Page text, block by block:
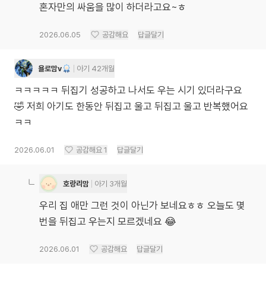
혼자만의 싸움을 많이 하더라고요~ㅎ
2026.06.05 공감해요 답글달기
욜로맘v 아기 42개월
ㅋㅋㅋㅋㅋ 뒤집기 성공하고 나서도 우는 시기 있더라구요
🤣 저희 아기도 한동안 뒤집고 울고 뒤집고 울고 반복했어요
ㅋㅋ
2026.06.01 공감해요 1 답글달기
호랑리맘 아기 3개월
우리 집 애만 그런 것이 아닌가 보네요ㅎㅎ 오늘도 몇
번을 뒤집고 우는지 모르겠네요 😂
2026.06.01 공감해요 답글달기